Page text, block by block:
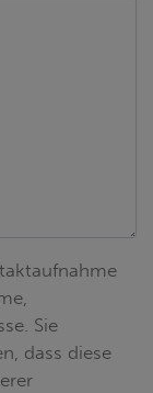
Sie
dass diese